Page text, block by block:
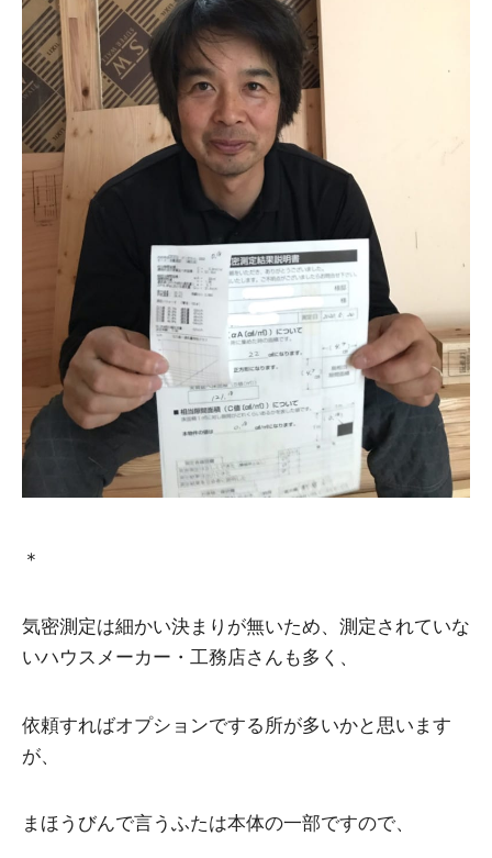
＊
気密測定は細かい決まりが無いため、測定されていな
いハウスメーカー・工務店さんも多く、
依頼すればオプションでする所が多いかと思います
が、
まほうびんで言うふたは本体の一部ですので、